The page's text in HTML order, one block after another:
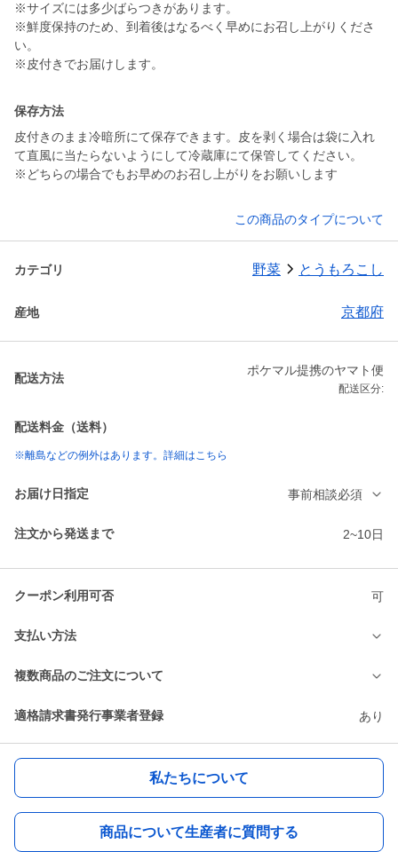
※サイズには多少ばらつきがあります。
※鮮度保持のため、到着後はなるべく早めにお召し上がりくださ
い。
※皮付きでお届けします。
保存方法
皮付きのまま冷暗所にて保存できます。皮を剥く場合は袋に入れ
て直風に当たらないようにして冷蔵庫にて保管してください。
※どちらの場合でもお早めのお召し上がりをお願いします
この商品のタイプについて
カテゴリ 野菜 とうもろこし
産地 京都府
配送方法
ポケマル提携のヤマト便
配送区分:
配送料金（送料）
※離島などの例外はあります。詳細はこちら
お届け日指定 事前相談必須
注文から発送まで 2~10日
クーポン利用可否 可
支払い方法
複数商品のご注文について
適格請求書発行事業者登録 あり
私たちについて
商品について生産者に質問する